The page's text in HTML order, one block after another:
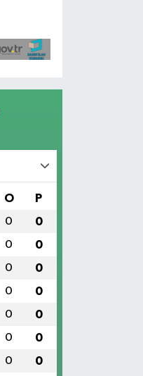
O P
0 0
0 0
0 0
0 0
0 0
0 0
0 0